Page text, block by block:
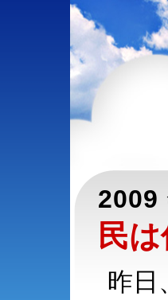
2009
民
昨日